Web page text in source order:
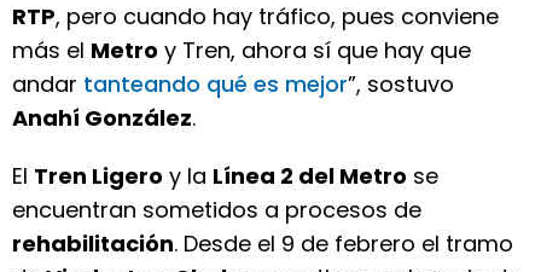
RTP, pero cuando hay tráfico, pues conviene
más el Metro y Tren, ahora sí que hay que
andar tanteando qué es mejor”, sostuvo
Anahí González.
El Tren Ligero y la Línea 2 del Metro se
encuentran sometidos a procesos de
rehabilitación. Desde el 9 de febrero el tramo